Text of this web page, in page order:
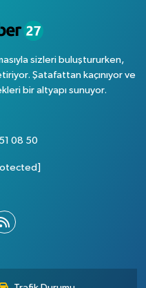
sizleri buluştururken,
Şatafattan kaçınıyor ve
bir altyapı sunuyor.
08 50